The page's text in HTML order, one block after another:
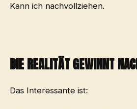
Kann ich nachvollziehen.
DIE REALITÄT GEWINNT
Das Interessante ist: